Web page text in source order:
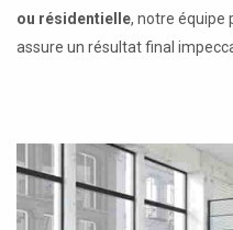
ou résidentielle, notre équipe
assure un résultat final